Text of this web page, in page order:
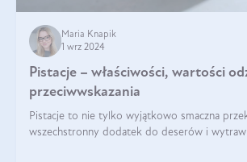
Maria Knapik
1 wrz 2024
Pistacje – właściwości, wartości
przeciwwskazania
Pistacje to nie tylko wyjątkowo smaczna
wszechstronny dodatek do deserów i